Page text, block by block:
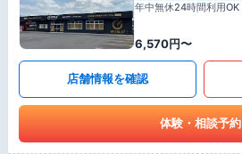
年中無休24時間利用OK
6,570円〜
店舗情報を確認
体験・相談予約